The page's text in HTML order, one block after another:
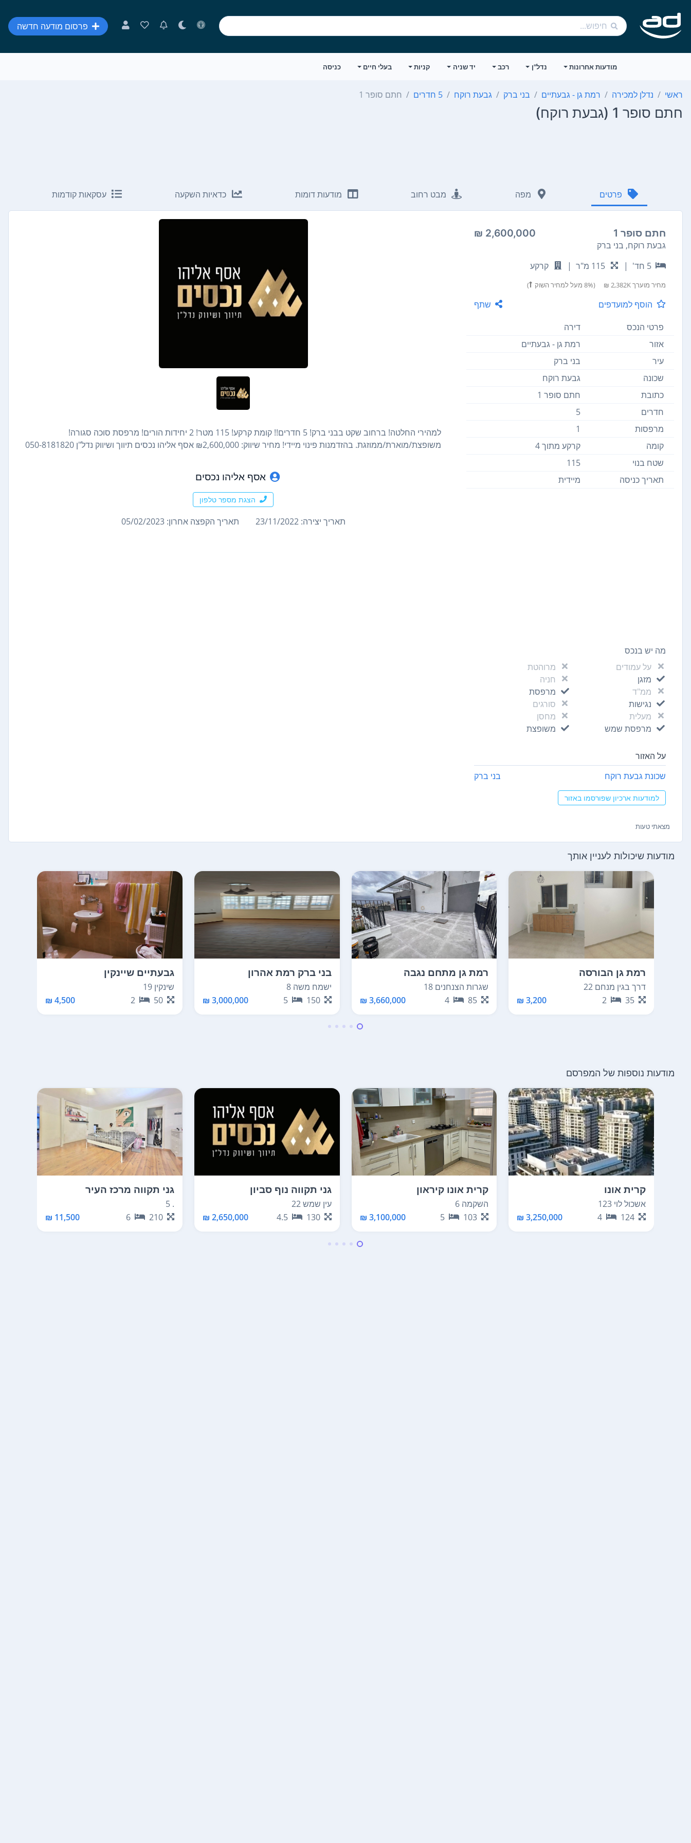
פרסום מודעה חדשה
מודעות אחרונות נדל"ן רכב יד שניה קניות בעלי חיים כניסה
ראשי נדלן למכירה רמת גן - גבעתיים בני ברק גבעת רוקח 5 חדרים חתם סופר 1
חתם סופר 1 (גבעת רוקח)
פרטים מפה מבט רחוב מודעות דומות כדאיות השקעה עסקאות קודמות
חתם סופר 1 2,600,000 ₪
גבעת רוקח, בני ברק
5 חד'
| 115 מ"ר | קרקע
מחיר מוערך2,382K ₪ (8% מעל למחיר השוק )
הוסף למועדפים
שתף
פרטי הנכס
דירה
אזור
רמת גן - גבעתיים
עיר
בני ברק
שכונה
גבעת רוקח
כתובת
חתם סופר 1
חדרים
5
מרפסות
1
קומה
קרקע מתוך 4
שטח בנוי
115
תאריך כניסה
מיידית
מה יש בנכס
על עמודים
מרוהטת
מזגן
חניה
ממ"ד
מרפסת
נגישות
סורגים
מעלית
מחסן
מרפסת שמש
משופצת
על האזור
שכונת גבעת רוקח בני ברק
למודעות ארכיון שפורסמו באזור
למהירי החלטה! ברחוב שקט בבני ברק! 5 חדרים!! קומת קרקע! 115 מטר! 2 יחידות הורים! מרפסת סוכה סגורה!
משופצת/מוארת/ממוזגת. בהזדמנות פינוי מיידי! מחיר שיווק: ₪2,600,000 אסף אליהו נכסים תיווך ושיווק נדל"ן 050-8181820
אסף אליהו נכסים
הצגת מספר טלפון
תאריך יצירה: 23/11/2022 תאריך הקפצה אחרון: 05/02/2023
מצאתי טעות
מודעות שיכולות לעניין אותך
רמת גן הבורסה
דרך בגין מנחם 22
35
2
3,200 ₪
רמת גן מתחם נגבה
שגרות הצנחנים 18
85
4
3,660,000 ₪
בני ברק רמת אהרון
ישמח משה 8
150
5
3,000,000 ₪
גבעתיים שיינקין
שינקין 19
50
2
4,500 ₪
מודעות נוספות של המפרסם
קרית אונו
אשכול לוי 123
124
4
3,250,000 ₪
קרית אונו קיראון
השקמה 6
103
5
3,100,000 ₪
גני תקווה נוף סביון
עין שמש 22
130
4.5
2,650,000 ₪
גני תקווה מרכז העיר
. 5
210
6
11,500 ₪